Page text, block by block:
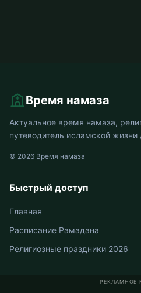
РЕКЛАМНОЕ
Время намаза
Актуальное время намаза,
путеводитель исламской
© 2026 Время намаза
Быстрый доступ
Главная
Расписание Рамадана
Религиозные праздники 2026
Время намаза в Германии